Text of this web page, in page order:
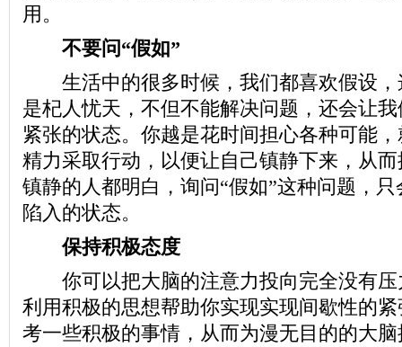
用。
不要问“假如”
生活中的很多时候，我们都喜欢假设，
是杞人忧天，不但不能解决问题，还会让
紧张的状态。你越是花时间担心各种可能
精力采取行动，以便让自己镇静下来，从
镇静的人都明白，询问“假如”这种问题，
陷入的状态。
保持积极态度
你可以把大脑的注意力投向完全没有压
利用积极的思想帮助你实现实现间歇性的
考一些积极的事情，从而为漫无目的的大